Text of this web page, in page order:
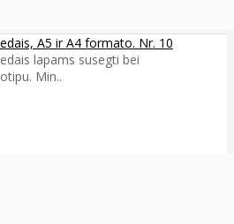
A5 ir A4 formato. Nr. 10
lapams susegti bei
Min..